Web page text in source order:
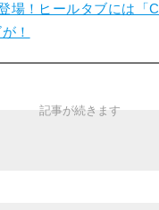
場！ヒールタブには「
！